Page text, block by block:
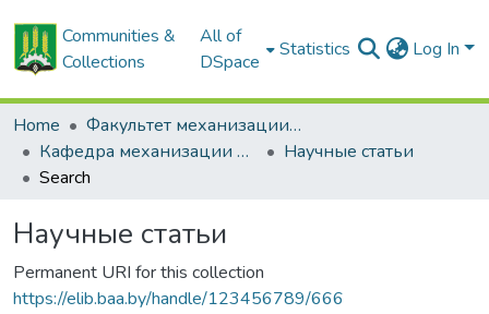
Communities &
Collections
All of
DSpace
Statistics Log In
Home
Факультет механизации сельского хозяйства
Кафедра механизации растениеводства и практического обучения
Научные статьи
Search
Научные статьи
Permanent URI for this collection
https://elib.baa.by/handle/123456789/666